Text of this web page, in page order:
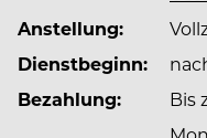
gemeinsam
Tag echte
Spa, Rezeption,
allem, wer du bist.
Anstellung:
Dienstbeginn:
Bezahlung:
Bis